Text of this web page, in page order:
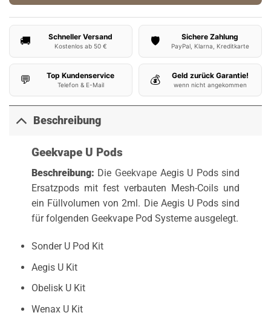
🚚 Schneller Versand
Kostenlos ab 50 € 🛡️ Sichere Zahlung
PayPal, Klarna, Kreditkarte
💬 Top Kundenservice
Telefon & E-Mail 💰 Geld zurück Garantie!
wenn nicht angekommen
Beschreibung
Geekvape U Pods
Beschreibung: Die GeekvapeAegis U Pods sind
Ersatzpods mit fest verbauten Mesh-Coils und
ein Füllvolumen von 2ml. Die Aegis U Pods sind
für folgenden Geekvape Pod Systeme ausgelegt.
Sonder U Pod Kit
Aegis U Kit
Obelisk U Kit
Wenax U Kit